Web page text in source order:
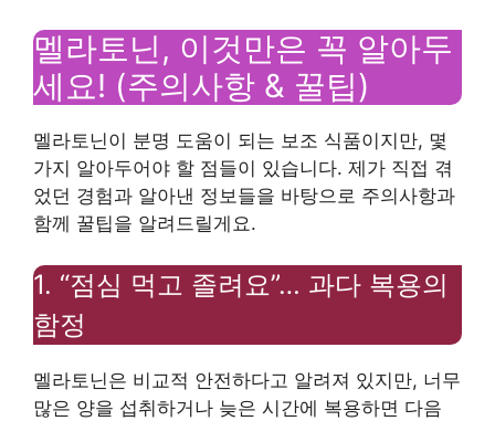
멜라토닌, 이것만은 꼭 알아두
세요! (주의사항 & 꿀팁)
멜라토닌이 분명 도움이 되는 보조 식품이지만, 몇
가지 알아두어야 할 점들이 있습니다. 제가 직접 겪
었던 경험과 알아낸 정보들을 바탕으로 주의사항과
함께 꿀팁을 알려드릴게요.
1. “점심 먹고 졸려요”… 과다 복용의
함정
멜라토닌은 비교적 안전하다고 알려져 있지만, 너무
많은 양을 섭취하거나 늦은 시간에 복용하면 다음